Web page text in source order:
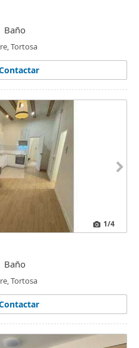
Baño
Tortosa
1/4
Baño
Tortosa